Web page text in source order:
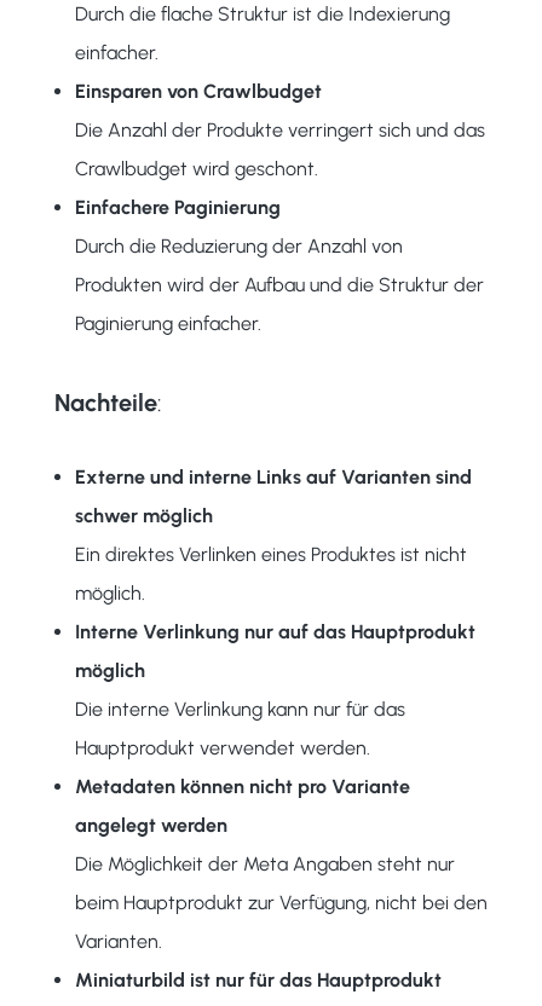
Durch die flache Struktur ist die Indexierung
einfacher.
Einsparen von Crawlbudget
Die Anzahl der Produkte verringert sich und das
Crawlbudget wird geschont.
Einfachere Paginierung
Durch die Reduzierung der Anzahl von
Produkten wird der Aufbau und die Struktur der
Paginierung einfacher.
Nachteile:
Externe und interne Links auf Varianten sind
schwer möglich
Ein direktes Verlinken eines Produktes ist nicht
möglich.
Interne Verlinkung nur auf das Hauptprodukt
möglich
Die interne Verlinkung kann nur für das
Hauptprodukt verwendet werden.
Metadaten können nicht pro Variante
angelegt werden
Die Möglichkeit der Meta Angaben steht nur
beim Hauptprodukt zur Verfügung, nicht bei den
Varianten.
Miniaturbild ist nur für das Hauptprodukt